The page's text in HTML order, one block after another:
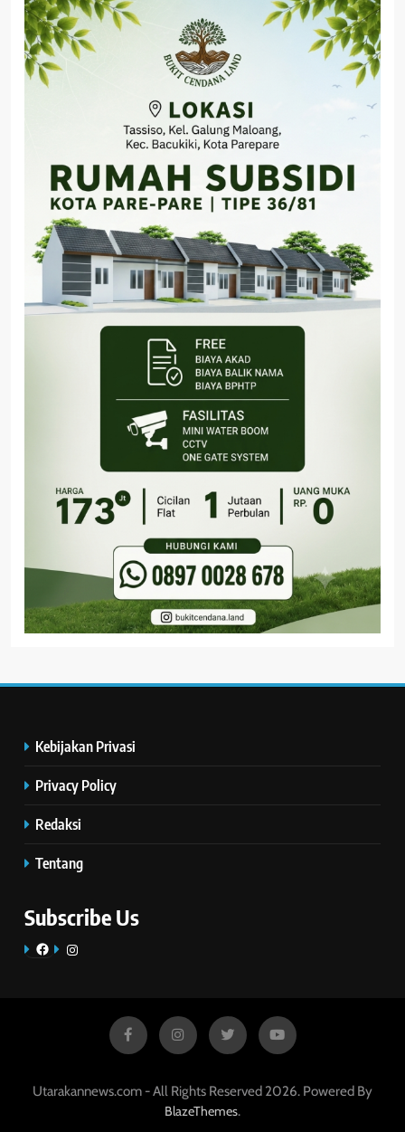
Kebijakan Privasi
Privacy Policy
Redaksi
Tentang
Subscribe Us
FacebookInstagram
Utarakannews.com - All Rights Reserved 2026. Powered By
BlazeThemes.